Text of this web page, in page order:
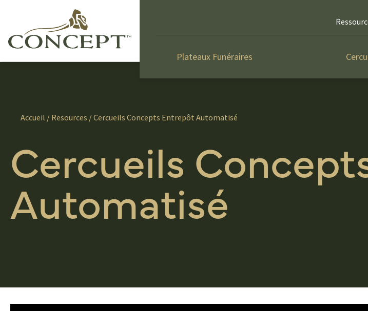
Plateaux Funéraires
Accueil / Resources / Cercueils Concepts Entrepôt Automatisé
Cercueils
Automatisé